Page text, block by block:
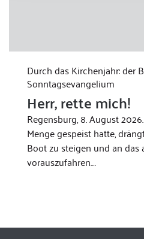
Durch das Kirchenjahr: der
Sonntagsevangelium
Herr, rette mich!
Regensburg, 8. August
Menge gespeist hatte,
Boot zu steigen und an das
vorauszufahren.…